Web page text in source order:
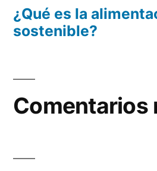
¿Qué es la
sostenible?
Comentarios